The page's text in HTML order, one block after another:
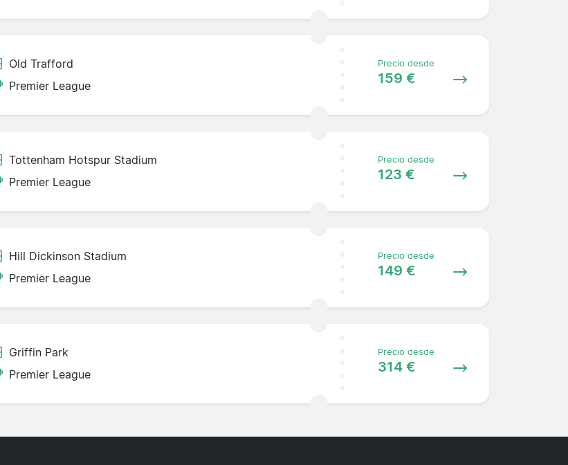
Old Trafford
Premier League
Precio desde
159 €
Tottenham Hotspur Stadium
Premier League
Precio desde
123 €
Hill Dickinson Stadium
Premier League
Precio desde
149 €
Griffin Park
Premier League
Precio desde
314 €